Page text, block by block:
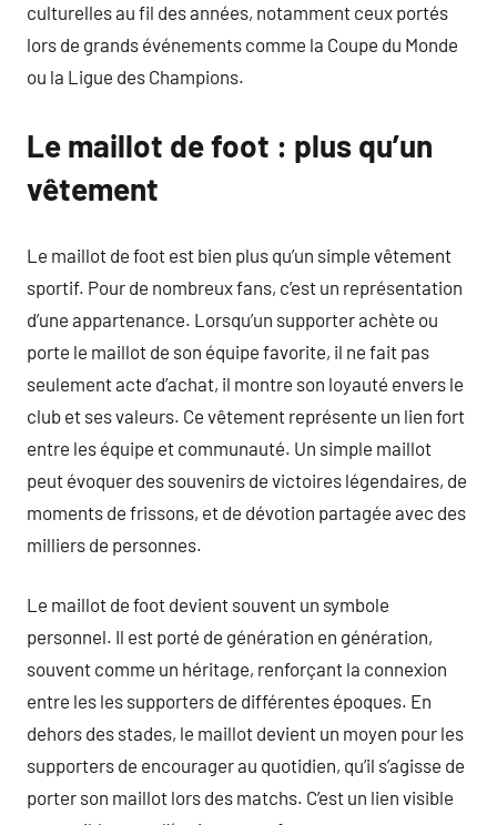
culturelles au fil des années, notamment ceux portés
lors de grands événements comme la Coupe du Monde
ou la Ligue des Champions.
Le maillot de foot : plus qu’un
vêtement
Le maillot de foot est bien plus qu’un simple vêtement
sportif. Pour de nombreux fans, c’est un représentation
d’une appartenance. Lorsqu’un supporter achète ou
porte le maillot de son équipe favorite, il ne fait pas
seulement acte d’achat, il montre son loyauté envers le
club et ses valeurs. Ce vêtement représente un lien fort
entre les équipe et communauté. Un simple maillot
peut évoquer des souvenirs de victoires légendaires, de
moments de frissons, et de dévotion partagée avec des
milliers de personnes.
Le maillot de foot devient souvent un symbole
personnel. Il est porté de génération en génération,
souvent comme un héritage, renforçant la connexion
entre les les supporters de différentes époques. En
dehors des stades, le maillot devient un moyen pour les
supporters de encourager au quotidien, qu’il s’agisse de
porter son maillot lors des matchs. C’est un lien visible